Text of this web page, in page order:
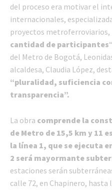
del proceso era motivar el
internacionales,
proyectos metroferroviarios,
cantidad de participantes
del Metro de Bogotá,
alcaldesa, Claudia López,
“pluralidad, suficiencia
transparencia”.
La obra comprende la
de Metro de 15,5 km y 11
la línea 1, que se ejecuta
2 será mayormante
estaciones serán
calle 72, en Chapinero, hasta